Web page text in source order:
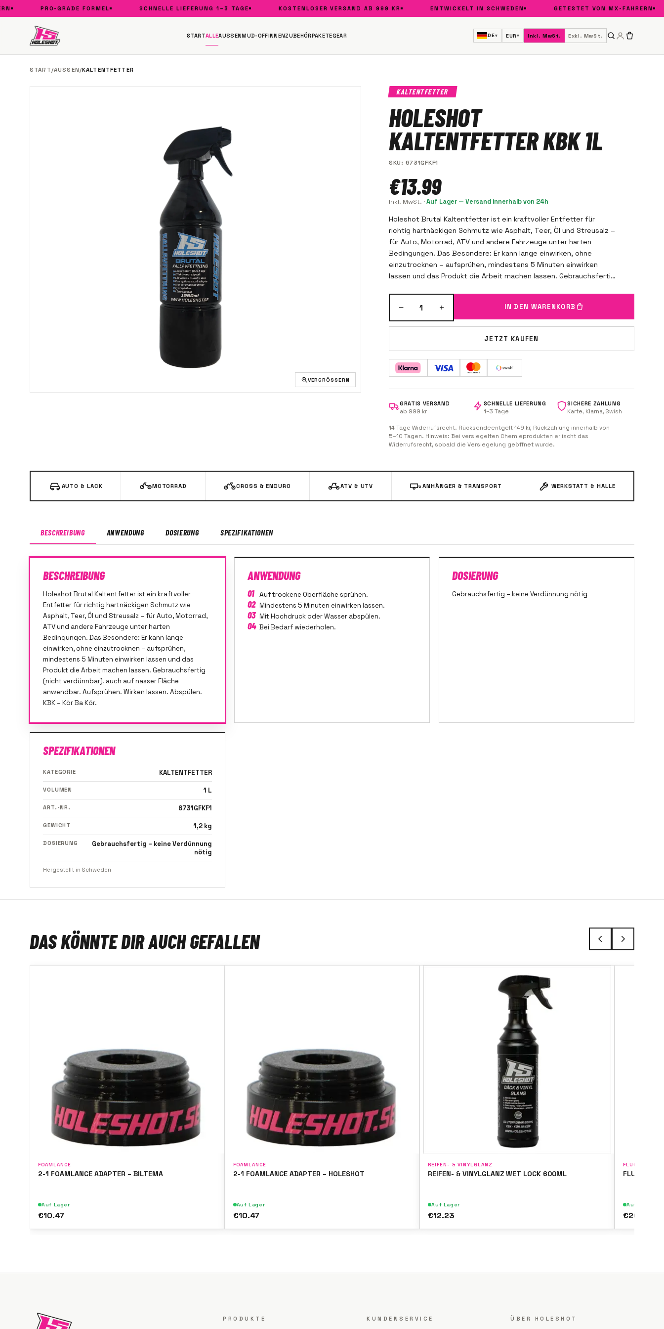
PRO-GRADE FORMEL SCHNELLE LIEFERUNG 1–3 TAGE KOSTENLOSER VERSAND AB 999 KR ENTWICKELT IN SCHWEDEN GETESTET VON MX-FAHRERN
STARTALLEAUSSENMUD-OFFINNENZUBEHÖRPAKETEGEAR DE▾ EUR▾ Inkl. MwSt. Exkl. MwSt.
START/AUSSEN/KALTENTFETTER
VERGRÖSSERN
KALTENTFETTER
HOLESHOT
KALTENTFETTER KBK 1L
SKU: 6731GFKF1
€13.99
Inkl. MwSt. ·Auf Lager — Versand innerhalb von 24h
Holeshot Brutal Kaltentfetter ist ein kraftvoller Entfetter für
richtig hartnäckigen Schmutz wie Asphalt, Teer, Öl und Streusalz –
für Auto, Motorrad, ATV und andere Fahrzeuge unter harten
Bedingungen. Das Besondere: Er kann lange einwirken, ohne
einzutrocknen – aufsprühen, mindestens 5 Minuten einwirken
lassen und das Produkt die Arbeit machen lassen. Gebrauchsfertig
− 1 + IN DEN WARENKORB
JETZT KAUFEN
GRATIS VERSAND
ab 999 kr
SCHNELLE LIEFERUNG
1–3 Tage
SICHERE ZAHLUNG
Karte, Klarna, Swish
14 Tage Widerrufsrecht. Rücksendeentgelt 149 kr, Rückzahlung innerhalb von
5–10 Tagen. Hinweis: Bei versiegelten Chemieprodukten erlischt das
Widerrufsrecht, sobald die Versiegelung geöffnet wurde.
AUTO & LACK MOTORRAD CROSS & ENDURO ATV & UTV ANHÄNGER & TRANSPORT WERKSTATT & HALLE
BESCHREIBUNG ANWENDUNG DOSIERUNG SPEZIFIKATIONEN
BESCHREIBUNG
Holeshot Brutal Kaltentfetter ist ein kraftvoller
Entfetter für richtig hartnäckigen Schmutz wie
Asphalt, Teer, Öl und Streusalz – für Auto, Motorrad,
ATV und andere Fahrzeuge unter harten
Bedingungen. Das Besondere: Er kann lange
einwirken, ohne einzutrocknen – aufsprühen,
mindestens 5 Minuten einwirken lassen und das
Produkt die Arbeit machen lassen. Gebrauchsfertig
(nicht verdünnbar), auch auf nasser Fläche
anwendbar. Aufsprühen. Wirken lassen. Abspülen.
KBK – Kör Ba Kör.
ANWENDUNG
01 Auf trockene Oberfläche sprühen.
02 Mindestens 5 Minuten einwirken lassen.
03 Mit Hochdruck oder Wasser abspülen.
04 Bei Bedarf wiederholen.
DOSIERUNG
Gebrauchsfertig – keine Verdünnung nötig
SPEZIFIKATIONEN
KATEGORIE KALTENTFETTER
VOLUMEN 1 L
ART.-NR. 6731GFKF1
GEWICHT 1,2 kg
DOSIERUNG
Gebrauchsfertig – keine Verdünnung
nötig
Hergestellt in Schweden
DAS KÖNNTE DIR AUCH GEFALLEN
FOAMLANCE
2-1 FOAMLANCE ADAPTER – BILTEMA
Auf Lager
€10.47
FOAMLANCE
2-1 FOAMLANCE ADAPTER – HOLESHOT
Auf Lager
€10.47
REIFEN- & VINYLGLANZ
REIFEN- & VINYLGLANZ WET LOCK 600ML
Auf Lager
€12.23
FLUGROST &
Auf Lager
€20.15
PRODUKTE KUNDENSERVICE ÜBER HOLESHOT